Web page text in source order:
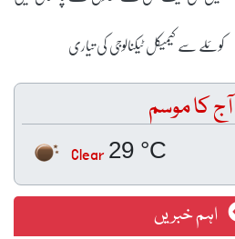
کوئلے سے کیمیکل ٹیکنالوجی کی تیاری
آج کا موسم
29 °C
Clear
اہم خبریں